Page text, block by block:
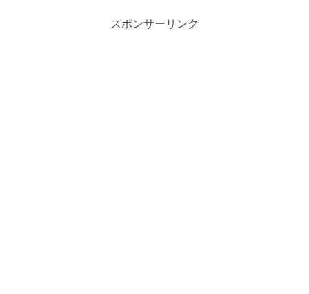
スポンサーリンク